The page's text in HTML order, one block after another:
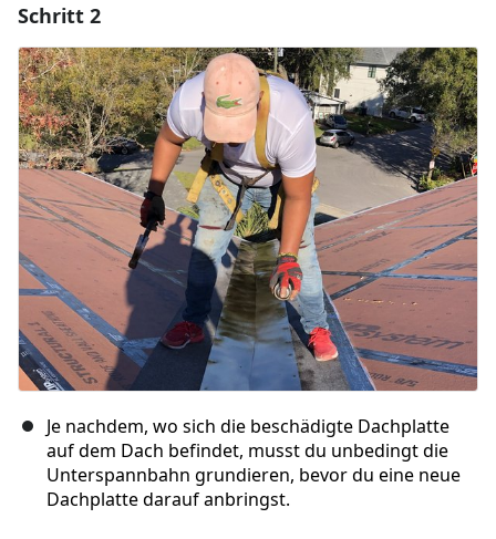
Kommentar hinzufügen
Abbrechen Kommentieren
Schritt 2
Je nachdem, wo sich die beschädigte Dachplatte
auf dem Dach befindet, musst du unbedingt die
Unterspannbahn grundieren, bevor du eine neue
Dachplatte darauf anbringst.